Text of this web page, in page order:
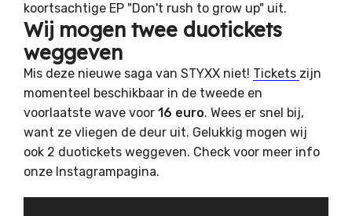
koortsachtige EP "Don't rush to grow up" uit.
Wij mogen twee duotickets
weggeven
Mis deze nieuwe saga van STYXX niet! Tickets zijn
momenteel beschikbaar in de tweede en
voorlaatste wave voor 16 euro. Wees er snel bij,
want ze vliegen de deur uit. Gelukkig mogen wij
ook 2 duotickets weggeven. Check voor meer info
onze Instagrampagina.